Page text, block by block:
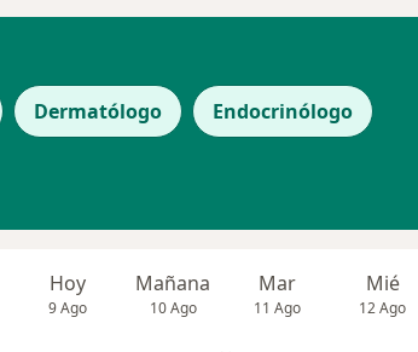
Dermatólogo Endocrinólogo
Hoy
9 Ago
Mañana
10 Ago
Mar
11 Ago
Mié
12 Ago